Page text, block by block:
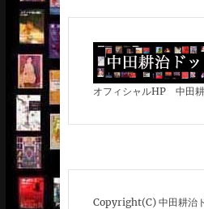
オフィシャルHP 中田
Copyright(C) 中田耕治